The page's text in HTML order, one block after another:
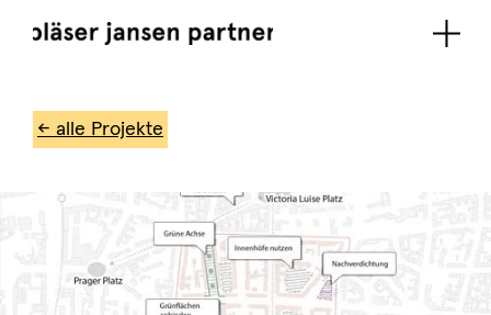
← alle Projekte